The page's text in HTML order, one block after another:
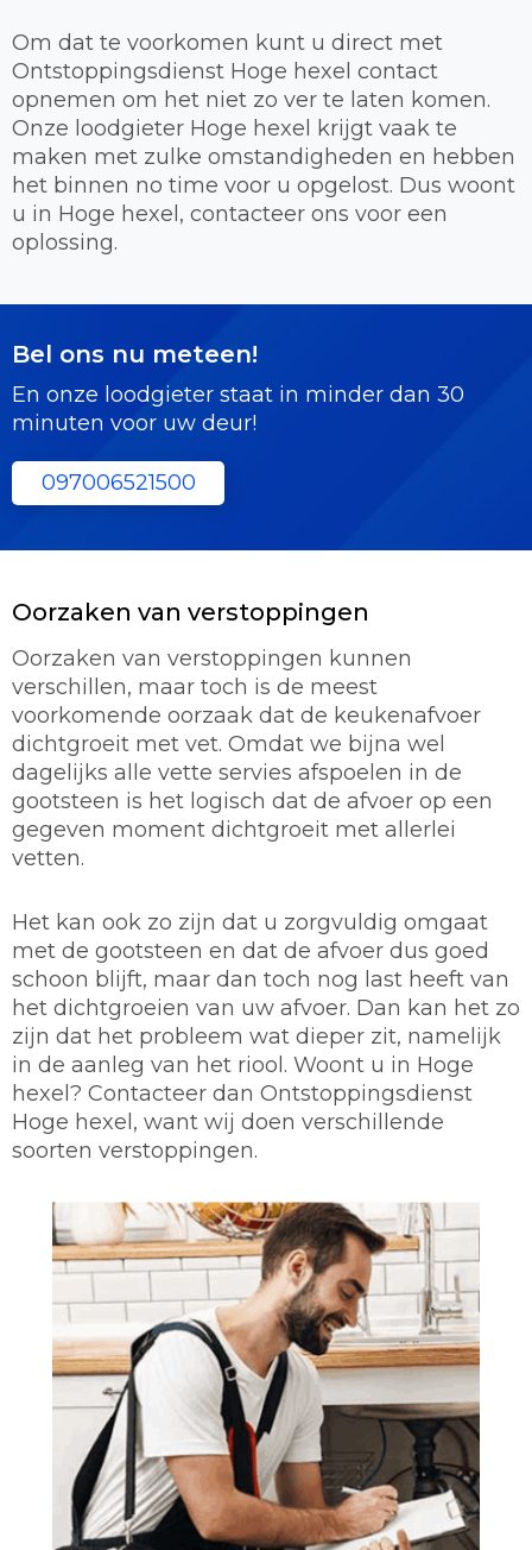
Om dat te voorkomen kunt u direct met
Ontstoppingsdienst Hoge hexel contact
opnemen om het niet zo ver te laten komen.
Onze loodgieter Hoge hexel krijgt vaak te
maken met zulke omstandigheden en hebben
het binnen no time voor u opgelost. Dus woont
u in Hoge hexel, contacteer ons voor een
oplossing.
Bel ons nu meteen!
En onze loodgieter staat in minder dan 30
minuten voor uw deur!
097006521500
Oorzaken van verstoppingen
Oorzaken van verstoppingen kunnen
verschillen, maar toch is de meest
voorkomende oorzaak dat de keukenafvoer
dichtgroeit met vet. Omdat we bijna wel
dagelijks alle vette servies afspoelen in de
gootsteen is het logisch dat de afvoer op een
gegeven moment dichtgroeit met allerlei
vetten.
Het kan ook zo zijn dat u zorgvuldig omgaat
met de gootsteen en dat de afvoer dus goed
schoon blijft, maar dan toch nog last heeft van
het dichtgroeien van uw afvoer. Dan kan het zo
zijn dat het probleem wat dieper zit, namelijk
in de aanleg van het riool. Woont u in Hoge
hexel? Contacteer dan Ontstoppingsdienst
Hoge hexel, want wij doen verschillende
soorten verstoppingen.